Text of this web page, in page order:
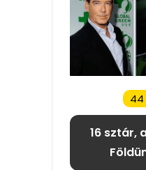
44
16 sztár,